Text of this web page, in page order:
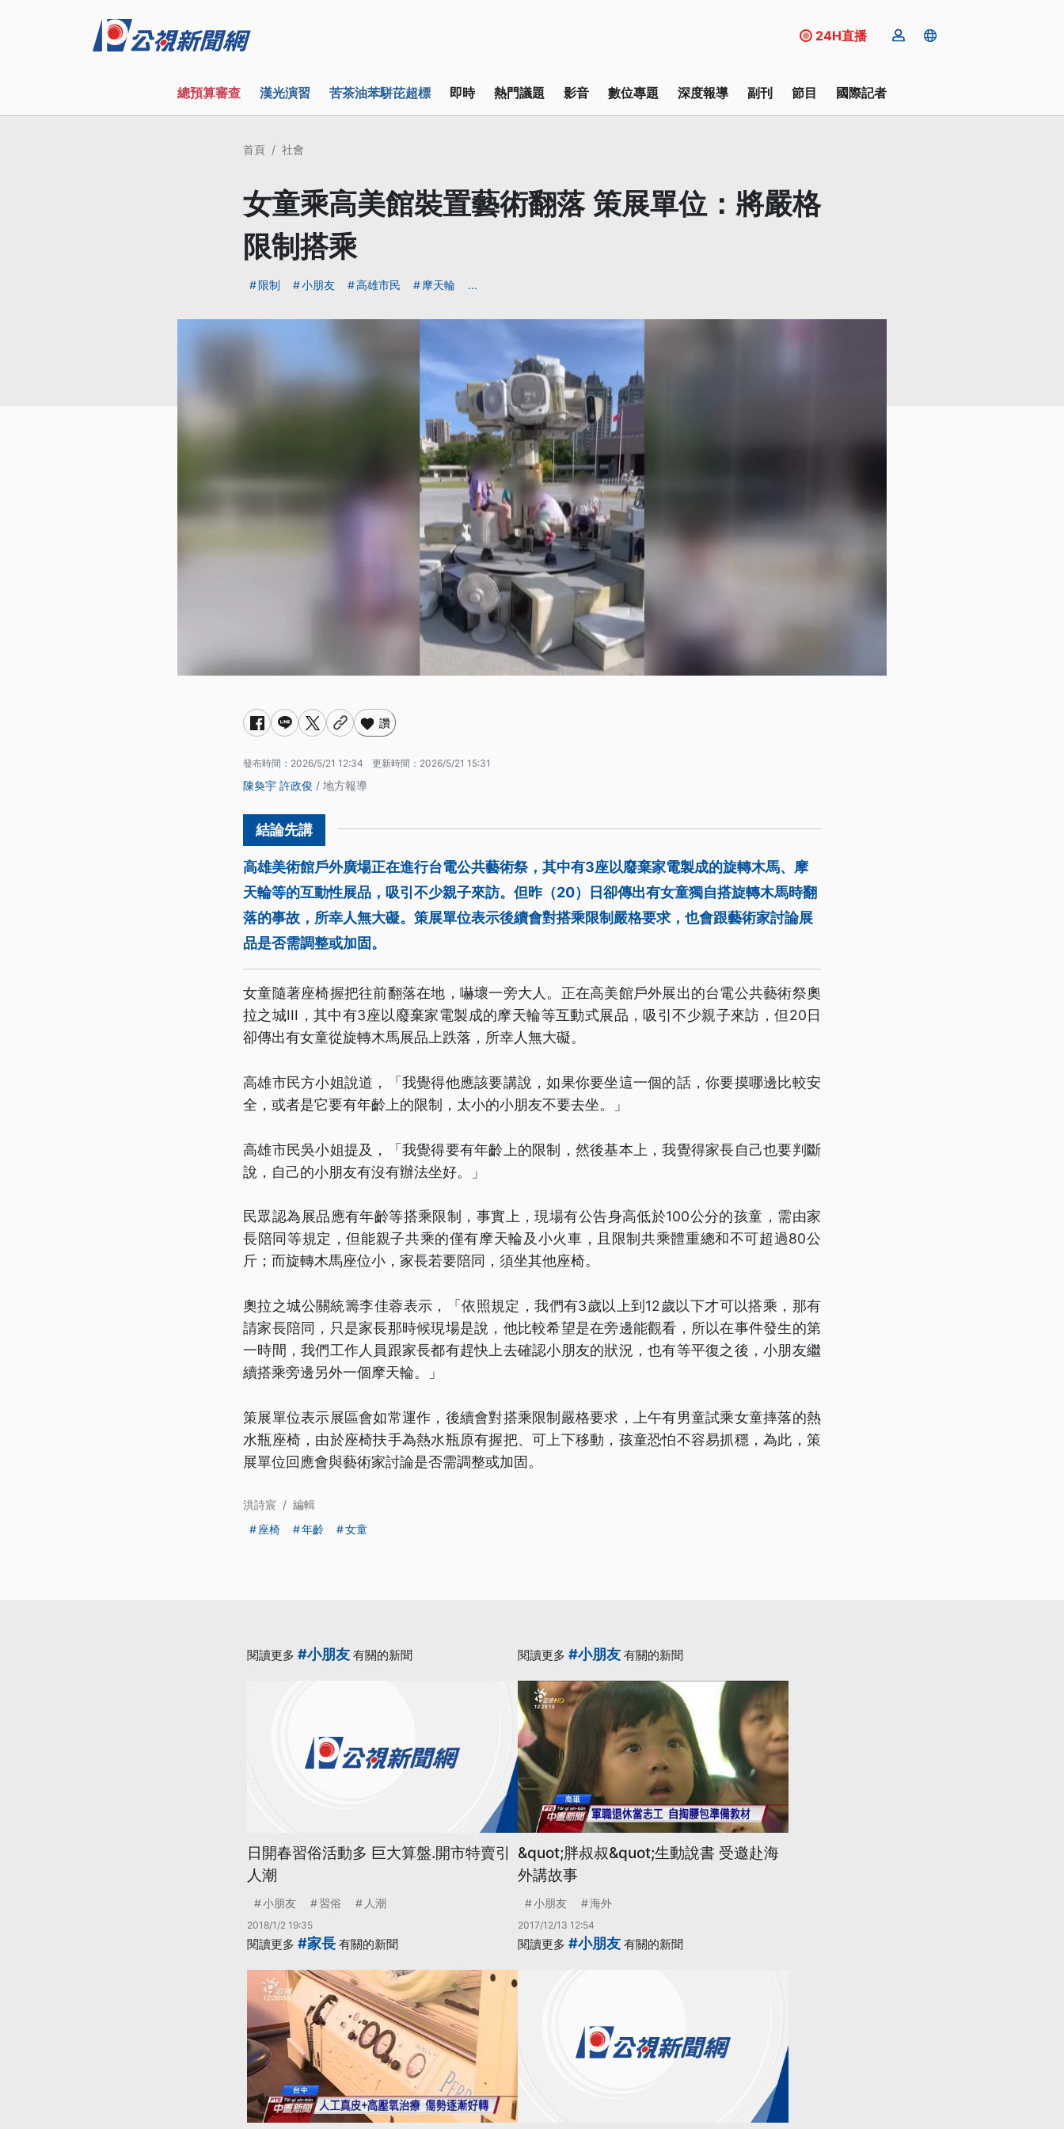
24H直播
總預算審查 漢光演習 苦茶油苯駢芘超標 即時 熱門議題 影音 數位專題 深度報導 副刊 節目 國際記者
首頁 社會
女童乘高美館裝置藝術翻落 策展單位：將嚴格
限制搭乘
限制 小朋友 高雄市民 摩天輪 ...
讚
發布時間： 2026/5/21 12:34 更新時間： 2026/5/21 15:31
陳奐宇 許政俊 / 地方報導
高雄美術館戶外廣場正在進行台電公共藝術祭，其中有3座以廢棄家電製成的旋轉木馬、摩
天輪等的互動性展品，吸引不少親子來訪。但昨（20）日卻傳出有女童獨自搭旋轉木馬時翻
落的事故，所幸人無大礙。策展單位表示後續會對搭乘限制嚴格要求，也會跟藝術家討論展
品是否需調整或加固。
女童隨著座椅握把往前翻落在地，嚇壞一旁大人。正在高美館戶外展出的台電公共藝術祭奧
拉之城III，其中有3座以廢棄家電製成的摩天輪等互動式展品，吸引不少親子來訪，但20日
卻傳出有女童從旋轉木馬展品上跌落，所幸人無大礙。
高雄市民方小姐說道，「我覺得他應該要講說，如果你要坐這一個的話，你要摸哪邊比較安
全，或者是它要有年齡上的限制，太小的小朋友不要去坐。」
高雄市民吳小姐提及，「我覺得要有年齡上的限制，然後基本上，我覺得家長自己也要判斷
說，自己的小朋友有沒有辦法坐好。」
民眾認為展品應有年齡等搭乘限制，事實上，現場有公告身高低於100公分的孩童，需由家
長陪同等規定，但能親子共乘的僅有摩天輪及小火車，且限制共乘體重總和不可超過80公
斤；而旋轉木馬座位小，家長若要陪同，須坐其他座椅。
奧拉之城公關統籌李佳蓉表示，「依照規定，我們有3歲以上到12歲以下才可以搭乘，那有
請家長陪同，只是家長那時候現場是說，他比較希望是在旁邊能觀看，所以在事件發生的第
一時間，我們工作人員跟家長都有趕快上去確認小朋友的狀況，也有等平復之後，小朋友繼
續搭乘旁邊另外一個摩天輪。」
策展單位表示展區會如常運作，後續會對搭乘限制嚴格要求，上午有男童試乘女童摔落的熱
水瓶座椅，由於座椅扶手為熱水瓶原有握把、可上下移動，孩童恐怕不容易抓穩，為此，策
展單位回應會與藝術家討論是否需調整或加固。
洪詩宸 / 編輯
座椅
年齡 女童
閱讀更多 #小朋友 有關的新聞
日開春習俗活動多 巨大算盤.開市特賣引
人潮
小朋友 習俗 人潮
2018/1/2 19:35
閱讀更多 #小朋友 有關的新聞
&quot;胖叔叔&quot;生動說書 受邀赴海
外講故事
小朋友 海外
2017/12/13 12:54
閱讀更多 #家長 有關的新聞 閱讀更多 #小朋友 有關的新聞